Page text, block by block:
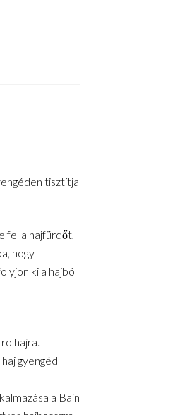
tisztítja
fel a hajfürdőt,
hogy
ki a hajból
hajra.
gyengéd
a Bain